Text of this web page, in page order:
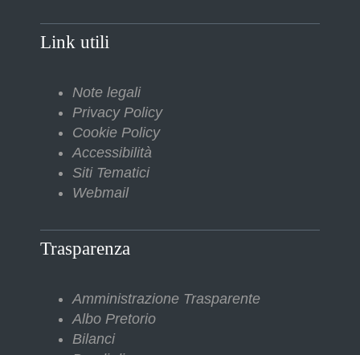
Link utili
Note legali
Privacy Policy
Cookie Policy
Accessibilità
Siti Tematici
Webmail
Trasparenza
Amministrazione Trasparente
Albo Pretorio
Bilanci